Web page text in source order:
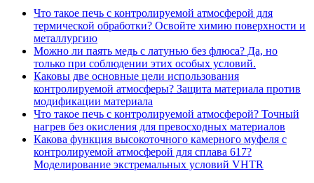
Что такое печь с контролируемой атмосферой для
термической обработки? Освойте химию поверхности и
металлургию
Можно ли паять медь с латунью без флюса? Да, но
только при соблюдении этих особых условий.
Каковы две основные цели использования
контролируемой атмосферы? Защита материала против
модификации материала
Что такое печь с контролируемой атмосферой? Точный
нагрев без окисления для превосходных материалов
Какова функция высокоточного камерного муфеля с
контролируемой атмосферой для сплава 617?
Моделирование экстремальных условий VHTR